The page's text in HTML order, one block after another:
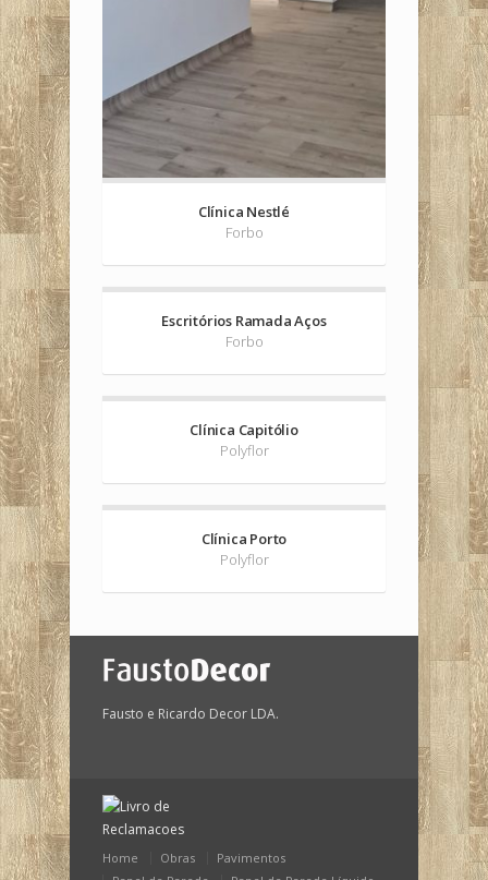
Clínica Nestlé
Forbo
Escritórios Ramada Aços
Forbo
Clínica Capitólio
Polyflor
Clínica Porto
Polyflor
Fausto e Ricardo Decor LDA.
Home Obras
Pavimentos